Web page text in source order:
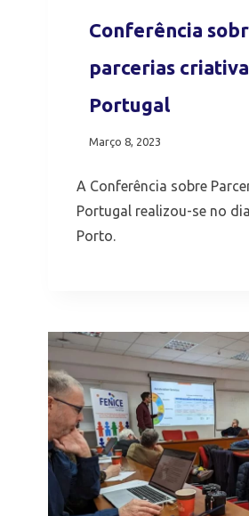
Conferência
parcerias
Portugal
Março 8, 2023
A Conferência sobre
Portugal realizou-se no
Porto.